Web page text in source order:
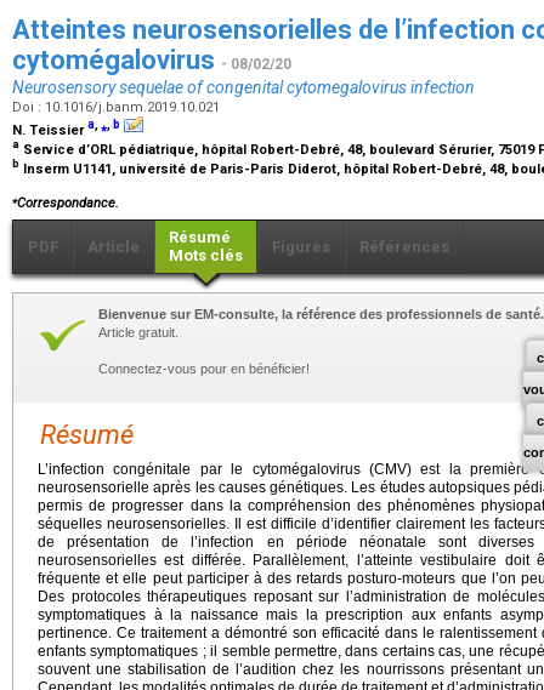
Atteintes neurosensorielles de l’infection
cytomégalovirus - 08/02/20
Neurosensory sequelae of congenital cytomegalovirus infection
Doi : 10.1016/j.banm.2019.10.021
N. Teissiera,⁎, b
a Service d’ORL pédiatrique, hôpital Robert-Debré, 48, boulevard Sérurier, 75019
b Inserm U1141, université de Paris-Paris Diderot, hôpital Robert-Debré, 48,
⁎Correspondance.
PDF Article
Résumé
Mots clés
Figures Références
Bienvenue sur EM-consulte, la référence des professionnels de santé.
Article gratuit.
Connectez-vous pour en bénéficier!
Résumé
L’infection congénitale par le cytomégalovirus (CMV) est la
neurosensorielle après les causes génétiques. Les études autopsiques
permis de progresser dans la compréhension des phénomènes
séquelles neurosensorielles. Il est difficile d’identifier clairement les
de présentation de l’infection en période néonatale sont
neurosensorielles est différée. Parallèlement, l’atteinte vestibulaire
fréquente et elle peut participer à des retards posturo-moteurs que l’on
Des protocoles thérapeutiques reposant sur l’administration de
symptomatiques à la naissance mais la prescription aux enfants
pertinence. Ce traitement a démontré son efficacité dans le
enfants symptomatiques ; il semble permettre, dans certains cas, une
souvent une stabilisation de l’audition chez les nourrissons présentant